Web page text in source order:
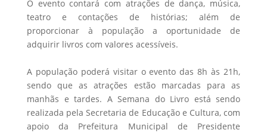
O evento contará com atrações de dança, música,
teatro e contações de histórias; além de
proporcionar à população a oportunidade de
adquirir livros com valores acessíveis.
A população poderá visitar o evento das 8h às 21h,
sendo que as atrações estão marcadas para as
manhãs e tardes. A Semana do Livro está sendo
realizada pela Secretaria de Educação e Cultura, com
apoio da Prefeitura Municipal de Presidente